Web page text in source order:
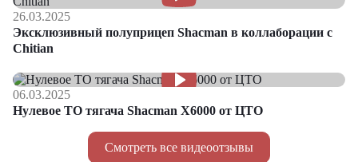
Смотреть все видеоотзывы
26.03.2025
Эксклюзивный полуприцеп Shacman в коллаборации с
Chitian
06.03.2025
Нулевое ТО тягача Shacman Х6000 от ЦТО